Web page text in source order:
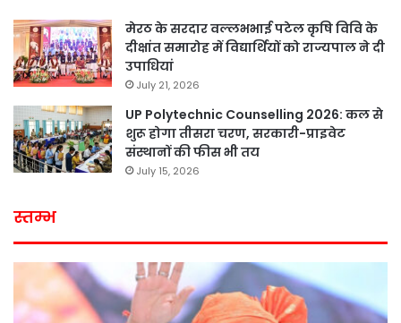
मेरठ के सरदार वल्लभभाई पटेल कृषि विवि के
दीक्षांत समारोह में विद्यार्थियों को राज्यपाल ने दी
उपाधियां
July 21, 2026
UP Polytechnic Counselling 2026: कल से
शुरू होगा तीसरा चरण, सरकारी-प्राइवेट
संस्थानों की फीस भी तय
July 15, 2026
स्तम्भ